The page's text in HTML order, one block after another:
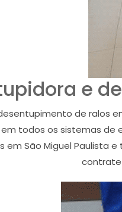
e
de ralos
todos os sistemas de
em São Miguel Paulista
contrate